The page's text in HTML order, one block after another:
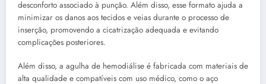
desconforto associado à punção. Além disso, esse formato ajuda a
minimizar os danos aos tecidos e veias durante o processo de
inserção, promovendo a cicatrização adequada e evitando
complicações posteriores.
Além disso, a agulha de hemodiálise é fabricada com materiais de
alta qualidade e compatíveis com uso médico, como o aço